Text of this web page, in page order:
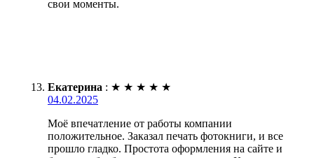
свои моменты.
Екатерина : ★ ★ ★ ★ ★
04.02.2025
Моё впечатление от работы компании
положительное. Заказал печать фотокниги, и все
прошло гладко. Простота оформления на сайте и